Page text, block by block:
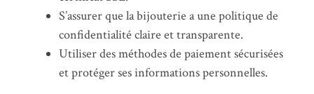
S’assurer que la bijouterie a une politique de
confidentialité claire et transparente.
Utiliser des méthodes de paiement sécurisées
et protéger ses informations personnelles.